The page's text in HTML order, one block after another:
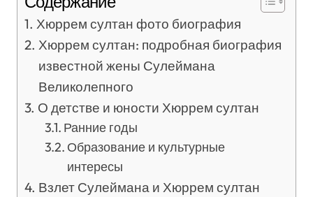
Хюррем султан фото биография
Хюррем султан: подробная биография
известной жены Сулеймана
Великолепного
О детстве и юности Хюррем султан
Ранние годы
Образование и культурные
интересы
Взлет Сулеймана и Хюррем султан